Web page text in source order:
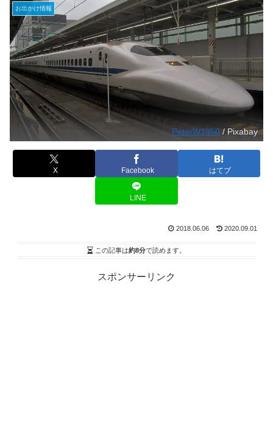
お出かけ情報
PeterW1950/ Pixabay
X Facebook はてブ
LINE
2018.06.06 2020.09.01
この記事は約8分で読めます。
スポンサーリンク